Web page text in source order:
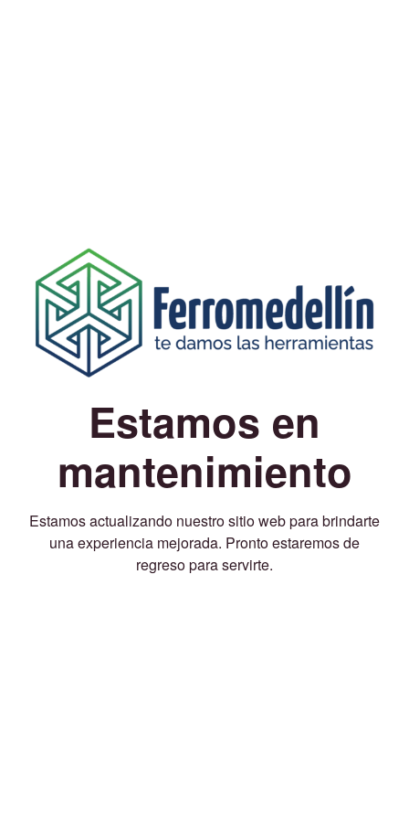
Estamos en
mantenimiento
Estamos actualizando nuestro sitio web para brindarte
una experiencia mejorada. Pronto estaremos de
regreso para servirte.